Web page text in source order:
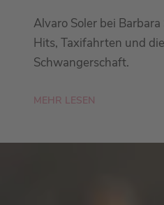
Alvaro Soler bei
Hits, Taxifahrten und
Schwangerschaft.
MEHR LESEN